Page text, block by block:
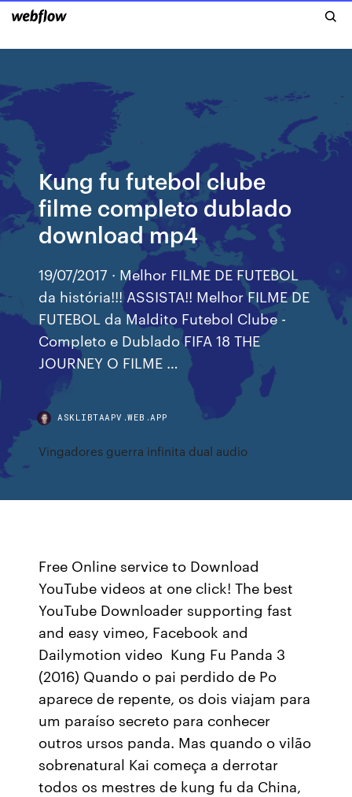
Kung fu futebol clube
filme completo dublado
download mp4
19/07/2017 · Melhor FILME DE FUTEBOL
da história!!! ASSISTA!! Melhor FILME DE
FUTEBOL da Maldito Futebol Clube -
Completo e Dublado FIFA 18 THE
JOURNEY O FILME …
ASKLIBTAAPV.WEB.APP
Vingadores guerra infinita dual audio
Free Online service to Download
YouTube videos at one click! The best
YouTube Downloader supporting fast
and easy vimeo, Facebook and
Dailymotion video Kung Fu Panda 3
(2016) Quando o pai perdido de Po
aparece de repente, os dois viajam para
um paraíso secreto para conhecer
outros ursos panda. Mas quando o vilão
sobrenatural Kai começa a derrotar
todos os mestres de kung fu da China,